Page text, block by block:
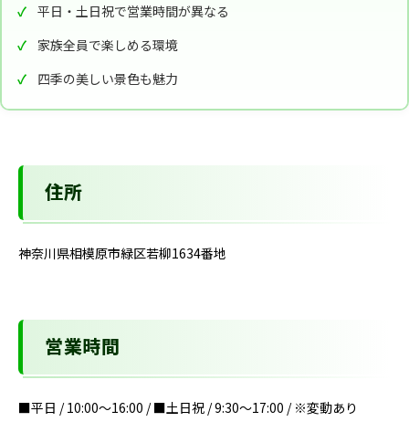
平日・土日祝で営業時間が異なる
家族全員で楽しめる環境
四季の美しい景色も魅力
住所
神奈川県相模原市緑区若柳1634番地
営業時間
■平日 / 10:00～16:00 / ■土日祝 / 9:30～17:00 / ※変動あり